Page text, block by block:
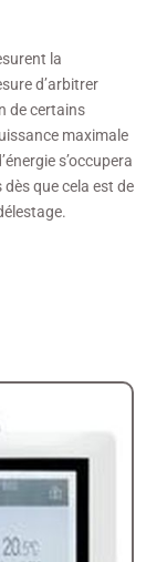
la
d’arbitrer
de certains
maximale
s’occupera
que cela est de